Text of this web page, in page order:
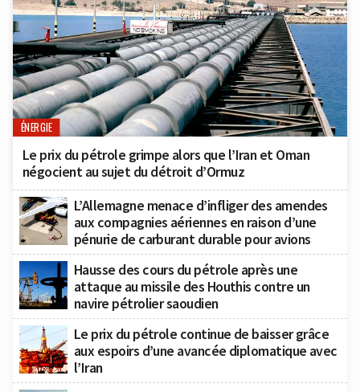
ÉNERGIE
Le prix du pétrole grimpe alors que l’Iran et Oman
négocient au sujet du détroit d’Ormuz
L’Allemagne menace d’infliger des amendes
aux compagnies aériennes en raison d’une
pénurie de carburant durable pour avions
Hausse des cours du pétrole après une
attaque au missile des Houthis contre un
navire pétrolier saoudien
Le prix du pétrole continue de baisser grâce
aux espoirs d’une avancée diplomatique avec
l’Iran